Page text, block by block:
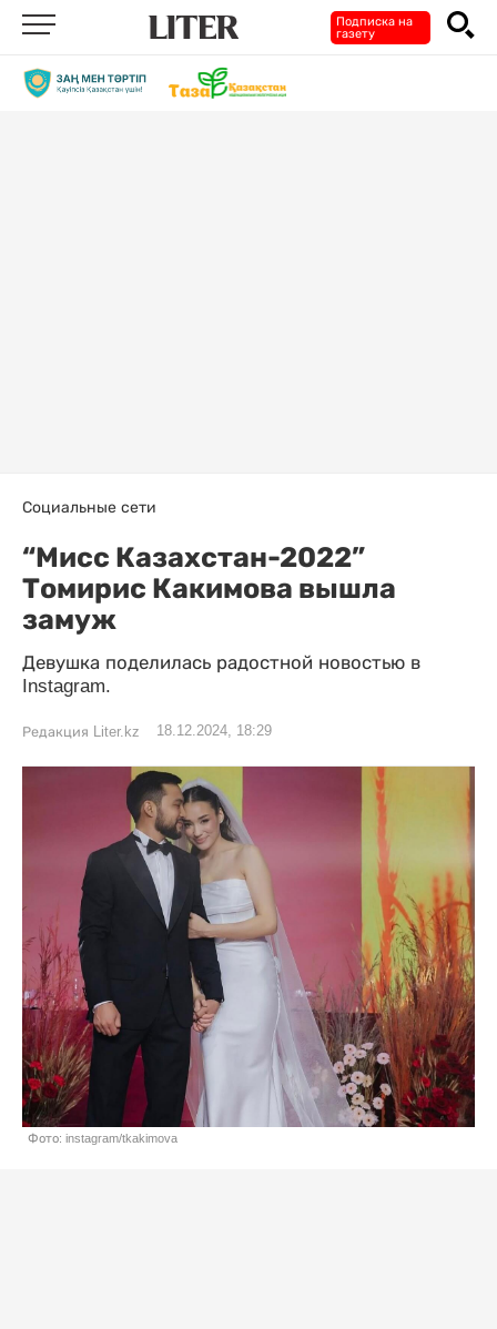
Подписка на
газету
Социальные сети
“Мисс Казахстан-2022”
Томирис Какимова вышла
замуж
Девушка поделилась радостной новостью в
Instagram.
Редакция Liter.kz 18.12.2024, 18:29
Фото: instagram/tkakimova